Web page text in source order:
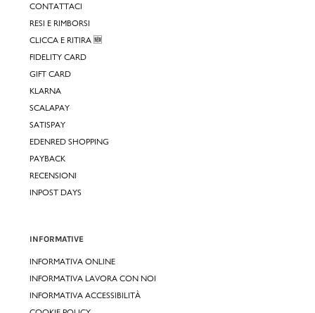
CONTATTACI
RESI E RIMBORSI
CLICCA E RITIRA 🆕
FIDELITY CARD
GIFT CARD
KLARNA
SCALAPAY
SATISPAY
EDENRED SHOPPING
PAYBACK
RECENSIONI
INPOST DAYS
INFORMATIVE
INFORMATIVA ONLINE
INFORMATIVA LAVORA CON NOI
INFORMATIVA ACCESSIBILITÀ